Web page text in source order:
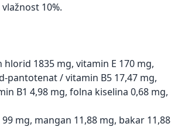
10%.
1835 mg, vitamin E 170 mg,
pantotenat / vitamin B5 17,47 mg,
B1 4,98 mg, folna kiselina 0,68 mg,
mg, mangan 11,88 mg, bakar 11,88